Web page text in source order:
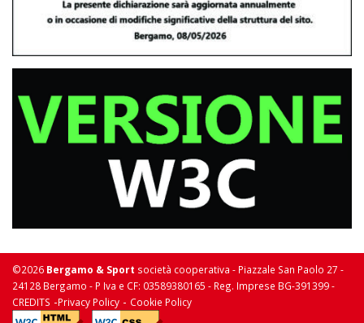
©2026 Bergamo & Sport società cooperativa - Piazzale San Paolo 27 -
24128 Bergamo - P Iva e CF: 03589380165 - Reg. Imprese BG-391399 -
CREDITS -Privacy Policy - Cookie Policy